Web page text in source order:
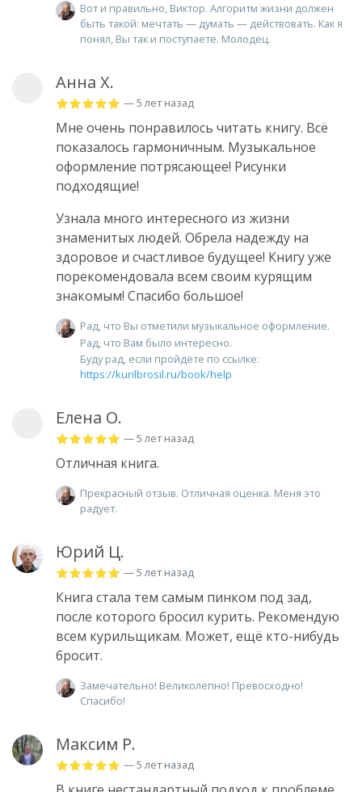
Вот и правильно, Виктор. Алгоритм жизни должен
быть такой: мечтать — думать — действовать. Как я
понял, Вы так и поступаете. Молодец.
Анна Х.
— 5 лет назад
Мне очень понравилось читать книгу. Всё
показалось гармоничным. Музыкальное
оформление потрясающее! Рисунки
подходящие!
Узнала много интересного из жизни
знаменитых людей. Обрела надежду на
здоровое и счастливое будущее! Книгу уже
порекомендовала всем своим курящим
знакомым! Спасибо большое!
Рад, что Вы отметили музыкальное оформление.
Рад, что Вам было интересно.
Буду рад, если пройдëте по ссылке:
https://kurilbrosil.ru/book/help
Елена О.
— 5 лет назад
Отличная книга.
Прекрасный отзыв. Отличная оценка. Меня это
радует.
Юрий Ц.
— 5 лет назад
Книга стала тем самым пинком под зад,
после которого бросил курить. Рекомендую
всем курильщикам. Может, ещё кто-нибудь
бросит.
Замечательно! Великолепно! Превосходно!
Спасибо!
Максим Р.
— 5 лет назад